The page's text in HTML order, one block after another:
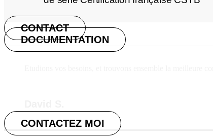
CONTACT
DOCUMENTATION
CONTACTEZ MOI